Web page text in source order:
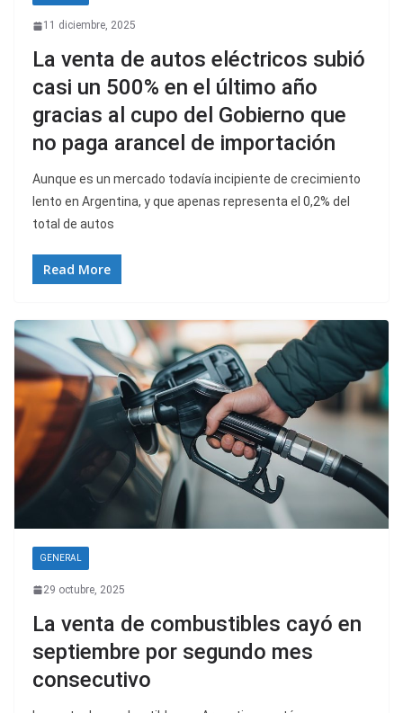
11 diciembre, 2025
La venta de autos eléctricos subió
casi un 500% en el último año
gracias al cupo del Gobierno que
no paga arancel de importación
Aunque es un mercado todavía incipiente de crecimiento
lento en Argentina, y que apenas representa el 0,2% del
total de autos
Read More
GENERAL
29 octubre, 2025
La venta de combustibles cayó en
septiembre por segundo mes
consecutivo